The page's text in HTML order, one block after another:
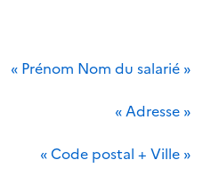
« Prénom Nom du salarié »
« Adresse »
« Code postal + Ville »